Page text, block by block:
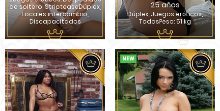
de soltero, StripteaseDúplex,
Locales intercambio,
Discapacitados
25 años
Dúplex, Juegos eróticos,
TodosPeso: 51 kg
NEW